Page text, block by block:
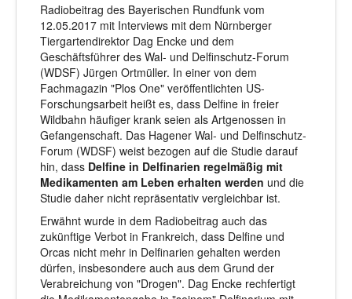
Radiobeitrag des Bayerischen Rundfunk vom
12.05.2017 mit Interviews mit dem Nürnberger
Tiergartendirektor Dag Encke und dem
Geschäftsführer des Wal- und Delfinschutz-Forum
(WDSF) Jürgen Ortmüller. In einer von dem
Fachmagazin "Plos One" veröffentlichten US-
Forschungsarbeit heißt es, dass Delfine in freier
Wildbahn häufiger krank seien als Artgenossen in
Gefangenschaft. Das Hagener Wal- und Delfinschutz-
Forum (WDSF) weist bezogen auf die Studie darauf
hin, dass Delfine in Delfinarien regelmäßig mit
Medikamenten am Leben erhalten werden und die
Studie daher nicht repräsentativ vergleichbar ist.
Erwähnt wurde in dem Radiobeitrag auch das
zukünftige Verbot in Frankreich, dass Delfine und
Orcas nicht mehr in Delfinarien gehalten werden
dürfen, insbesondere auch aus dem Grund der
Verabreichung von "Drogen". Dag Encke rechfertigt